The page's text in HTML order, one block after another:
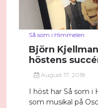
Så som i Himmelen
Björn
höstens
August 17, 2018
I höst har Så som
som musikal på